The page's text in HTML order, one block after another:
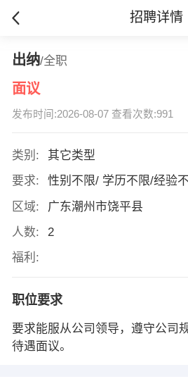
招聘详情
出纳/全职
面议
发布时间:2026-08-07 查看次数:991
类别:
其它类型
要求:
性别不限/ 学历不限/经验
区域:
广东潮州市饶平县
人数:
2
福利:
职位要求
要求能服从公司领导，遵守公司
待遇面议。